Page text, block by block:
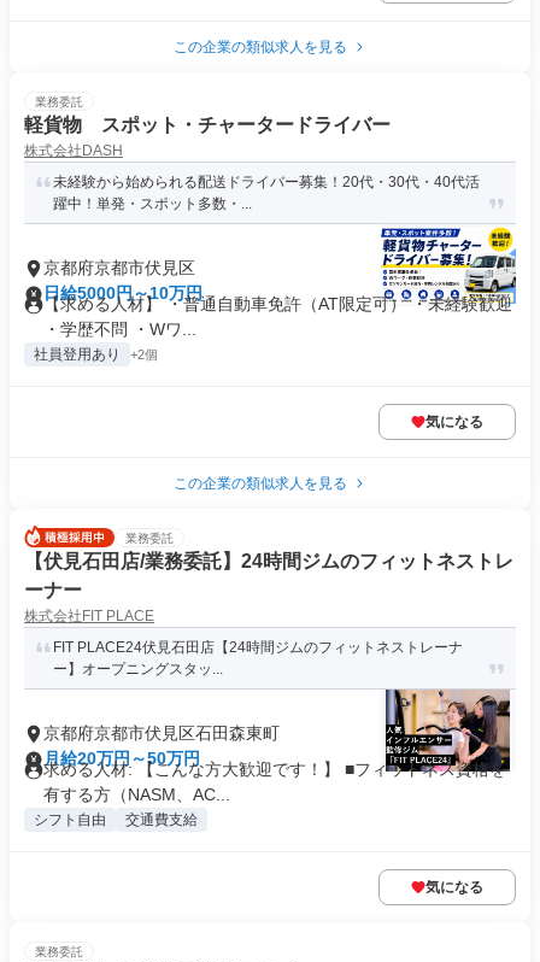
この企業の類似求人を見る
業務委託
軽貨物 スポット・チャータードライバー
株式会社DASH
未経験から始められる配送ドライバー募集！20代・30代・40代活
躍中！単発・スポット多数・...
京都府京都市伏見区
日給5000円～10万円
【求める人材】 ・普通自動車免許（AT限定可） ・未経験歓迎
・学歴不問 ・Wワ...
社員登用あり +2個
気になる
この企業の類似求人を見る
業務委託
【伏見石田店/業務委託】24時間ジムのフィットネストレ
ーナー
株式会社FIT PLACE
FIT PLACE24伏見石田店【24時間ジムのフィットネストレーナ
ー】オープニングスタッ...
京都府京都市伏見区石田森東町
月給20万円～50万円
求める人材: 【こんな方大歓迎です！】 ■フィットネス資格を
有する方（NASM、AC...
シフト自由 交通費支給
気になる
業務委託